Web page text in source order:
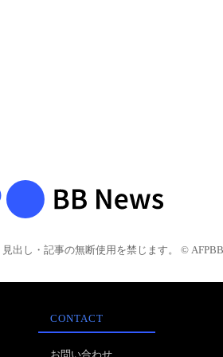
出し・記事の無断使用を禁じます。 © AFPBB
CONTACT
お問い合わせ